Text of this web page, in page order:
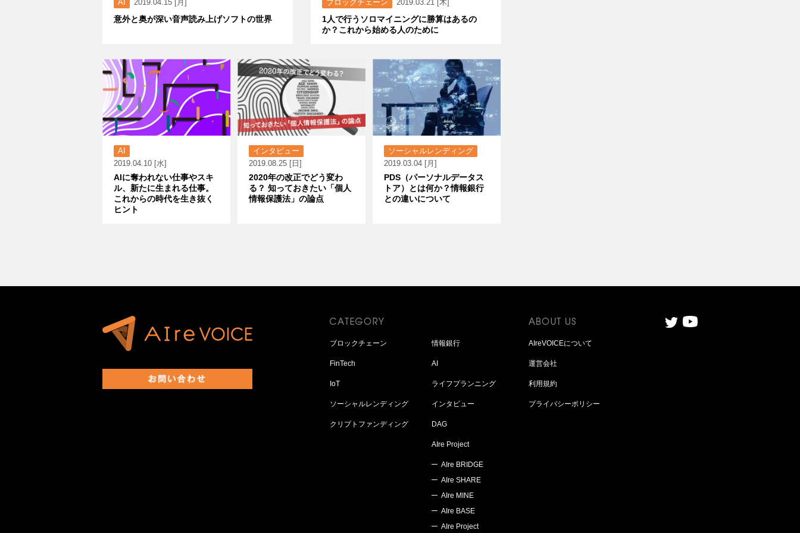
AI 2019.04.15 [月]
意外と奥が深い音声読み上げソフトの世界
ブロックチェーン 2019.03.21 [木]
1人で行うソロマイニングに勝算はあるの
か？これから始める人のために
AI
2019.04.10 [水]
AIに奪われない仕事やスキ
ル、新たに生まれる仕事。
これからの時代を生き抜く
ヒント
インタビュー
2019.08.25 [日]
2020年の改正でどう変わ
る？ 知っておきたい「個人
情報保護法」の論点
ソーシャルレンディング
2019.03.04 [月]
PDS（パーソナルデータス
トア）とは何か？情報銀行
との違いについて
ブロックチェーン
FinTech
IoT
ソーシャルレンディング
クリプトファンディング
情報銀行
AI
ライフプランニング
インタビュー
DAG
AIre Project
AIre BRIDGE
AIre SHARE
AIre MINE
AIre BASE
AIre Project
AIreVOICEについて
運営会社
利用規約
プライバシーポリシー